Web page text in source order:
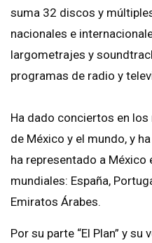
suma 32 discos y
nacionales e
largometrajes y
programas de radio y
Ha dado conciertos en
de México y el mundo, y
ha representado a México
mundiales: España,
Emiratos Árabes.
Por su parte “El Plan” y